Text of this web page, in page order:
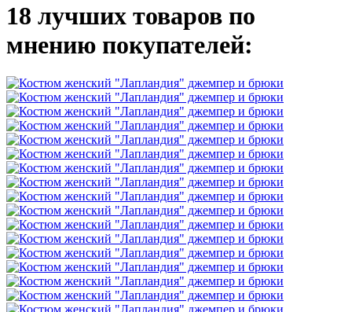
18 лучших товаров по
мнению покупателей: